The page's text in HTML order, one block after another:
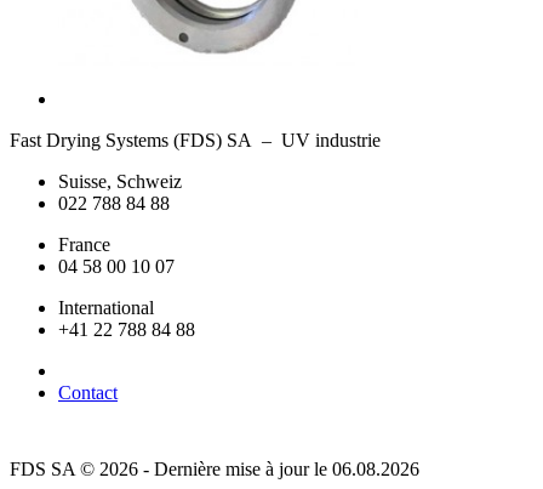
Fast Drying Systems (FDS) SA – UV industrie
Suisse, Schweiz
022 788 84 88
France
04 58 00 10 07
International
+41 22 788 84 88
Contact
FDS SA © 2026 - Dernière mise à jour le 06.08.2026